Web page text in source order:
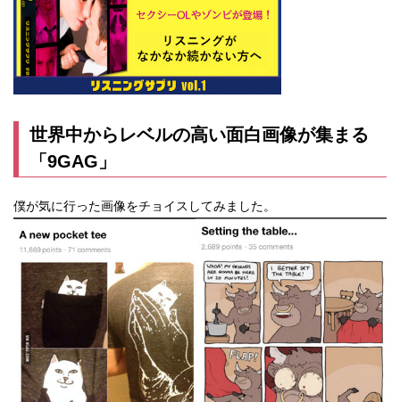
世界中からレベルの高い面白画像が集まる
「9GAG」
僕が気に行った画像をチョイスしてみました。